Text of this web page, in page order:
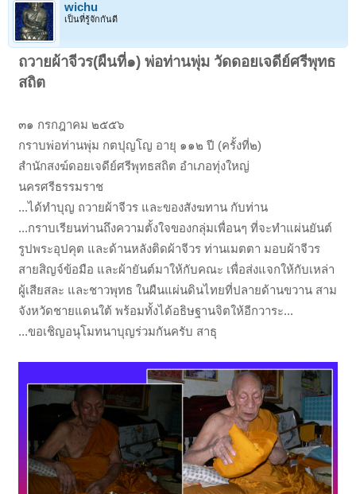
wichu
เป็นที่รู้จักกันดี
ถวายผ้าจีวร(ผืนที่๑) พ่อท่านพุ่ม วัดดอยเจดีย์ศรีพุทธ
สถิต
๓๑ กรกฎาคม ๒๕๕๖
กราบพ่อท่านพุ่ม กตปุญโญ อายุ ๑๑๒ ปี (ครั้งที่๒)
สำนักสงฆ์ดอยเจดีย์ศรีพุทธสถิต อำเภอทุ่งใหญ่
นครศรีธรรมราช
...ได้ทำบุญ ถวายผ้าจีวร และของสังฆทาน กับท่าน
...กราบเรียนท่านถึงความตั้งใจของกลุ่มเพื่อนๆ ที่จะทำแผ่นยันต์
รูปพระอุปคุต และด้านหลังติดผ้าจีวร ท่านเมตตา มอบผ้าจีวร
สายสิญจ์ข้อมือ และผ้ายันต์มาให้กับคณะ เพื่อส่งแจกให้กับเหล่า
ผู้เสียสละ และชาวพุทธ ในผืนแผ่นดินไทยที่ปลายด้านขวาน สาม
จังหวัดชายแดนใต้ พร้อมทั้งได้อธิษฐานจิตให้อีกวาระ...
...ขอเชิญอนุโมทนาบุญร่วมกันครับ สาธุ